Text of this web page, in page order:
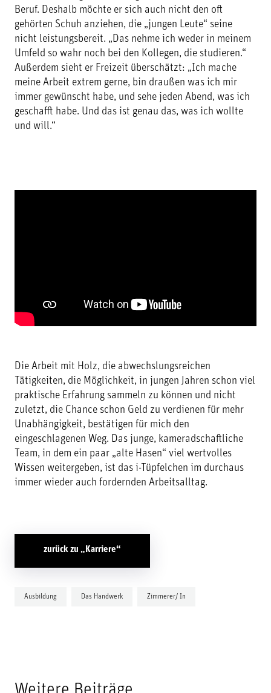
Beruf. Deshalb möchte er sich auch nicht den oft
gehörten Schuh anziehen, die „jungen Leute“ seine
nicht leistungsbereit. „Das nehme ich weder in meinem
Umfeld so wahr noch bei den Kollegen, die studieren.“
Außerdem sieht er Freizeit überschätzt: „Ich mache
meine Arbeit extrem gerne, bin draußen was ich mir
immer gewünscht habe, und sehe jeden Abend, was ich
geschafft habe. Und das ist genau das, was ich wollte
und will.“
Die Arbeit mit Holz, die abwechslungsreichen
Tätigkeiten, die Möglichkeit, in jungen Jahren schon viel
praktische Erfahrung sammeln zu können und nicht
zuletzt, die Chance schon Geld zu verdienen für mehr
Unabhängigkeit, bestätigen für mich den
eingeschlagenen Weg. Das junge, kameradschaftliche
Team, in dem ein paar „alte Hasen“ viel wertvolles
Wissen weitergeben, ist das i-Tüpfelchen im durchaus
immer wieder auch fordernden Arbeitsalltag.
zurück zu „Karriere“
Ausbildung Das Handwerk Zimmerer/ In